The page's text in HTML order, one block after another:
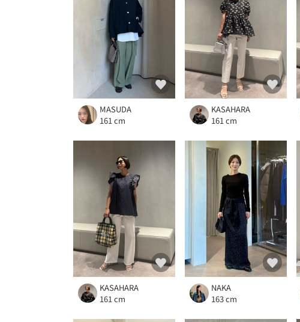
MASUDA
161 cm
KASAHARA
161 cm
KASAHARA
161 cm
NAKA
163 cm